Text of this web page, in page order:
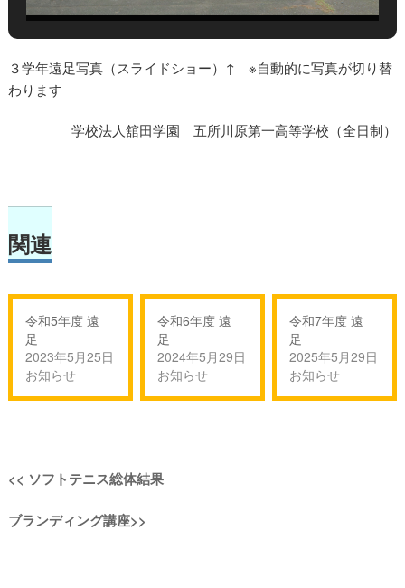
３学年遠足写真（スライドショー）↑ ※自動的に写真が切り替
わります
学校法人舘田学園 五所川原第一高等学校（全日制）
関連
令和5年度 遠
足
2023年5月25日
お知らせ
令和6年度 遠
足
2024年5月29日
お知らせ
令和7年度 遠
足
2025年5月29日
お知らせ
投
稿
<< 過
の
ソフトテニス総体結果
次
ブランディング講座>>